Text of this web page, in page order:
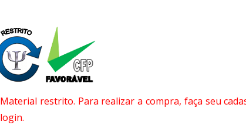
Material restrito. Para realizar a compra, faça seu
login.